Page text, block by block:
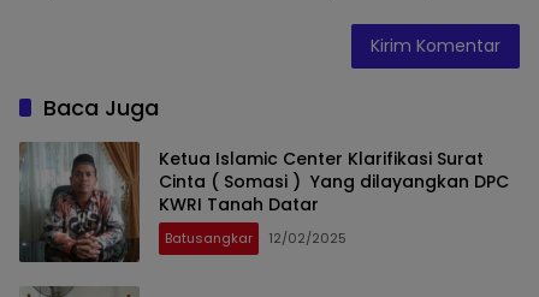
Baca Juga
Ketua Islamic Center Klarifikasi Surat
Cinta ( Somasi ) Yang dilayangkan DPC
KWRI Tanah Datar
Batusangkar 12/02/2025